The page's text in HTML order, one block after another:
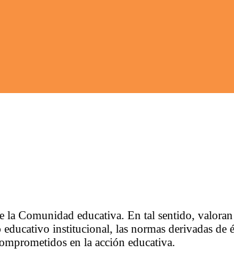
Comunidad educativa. En tal sentido,
institucional, las normas derivadas de
en la acción educativa.